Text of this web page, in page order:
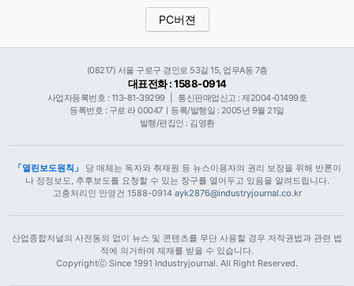
PC버젼
(08217) 서울 구로구 경인로 53길 15, 업무A동 7층
대표전화 : 1588-0914
사업자등록번호 : 113-81-39299
통신판매업신고 : 제2004-01499호
등록번호 : 구로 라 00047ㅣ등록/발행일 : 2005년 9월 21일
발행/편집인 : 김영환
「열린보도원칙」
당 매체는 독자와 취재원 등 뉴스이용자의 권리 보장을 위해 반론이
나 정정보도, 추후보도를 요청할 수 있는 창구를 열어두고 있음을 알려드립니다.
고충처리인 안영건 1588-0914 ayk2876@industryjournal.co.kr
산업종합저널의 사전동의 없이 뉴스 및 콘텐츠를 무단 사용할 경우 저작권법과 관련 법
적에 의거하여 제재를 받을 수 있습니다.
Copyrightⓒ Since 1991 Industryjournal. All Right Reserved.